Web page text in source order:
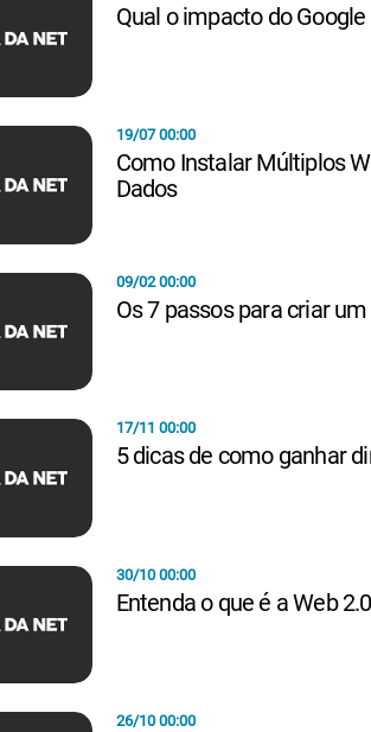
Qual o impacto do
19/07 00:00
Como Instalar Múltiplos
Dados
09/02 00:00
Os 7 passos para criar
17/11 00:00
5 dicas de como ganhar
30/10 00:00
Entenda o que é a Web
26/10 00:00